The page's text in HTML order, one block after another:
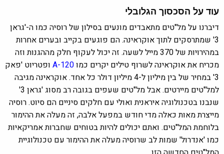
עוד על הסכסוך הגלובלי
דיברנו על מל"טים מתאבדים מונעים בסילון של רוסיה כמו ה-'גראן
3' שמתרסקים לתוך אוקראינה. הם פוגעים בקייב ובערים אחרות
במהירויות של 370 מייל לשעה. זה יכול לעקוף חלק מההגנות וזה
מכריח את אוקראינה לשרוף טילים יקרים כמוA-120
ופטריוט 'פאק
3' במחיר של בין מיליון ל-4 מיליון דולר כל אחד. אוקראינה מגיבה
למל"טים מיירטים. אבל מל"טים שעפים בגובה רב מסוג 'גראן 3'
שנבנו בטכנולוגיה איראנית ואולי עם חלקים סיניים הם סיוט. רוסיה
מייצרת מאות כאלה מדי חודש במפעל אלבה, זה מעלה את ההימור
בלוחמת המל"טים. ואתם יכולים להיות בטוחים שחברות אמריקאיות
כמו 'אנדרול' שמות לב שרוסיה מעלה את ההימור עם טכנולוגיית